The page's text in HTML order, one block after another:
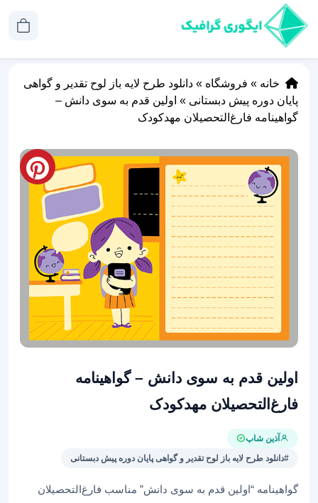
خانه » فروشگاه » دانلود طرح لایه باز لوح تقدیر و گواهی
پایان دوره پیش دبستانی » اولین قدم به سوی دانش –
گواهینامه فارغ‌التحصیلان مهدکودک
اولین قدم به سوی دانش – گواهینامه
فارغ‌التحصیلان مهدکودک
آذین شاپ
#دانلود طرح لایه باز لوح تقدیر و گواهی پایان دوره پیش دبستانی
گواهینامه “اولین قدم به سوی دانش” مناسب فارغ‌التحصیلان